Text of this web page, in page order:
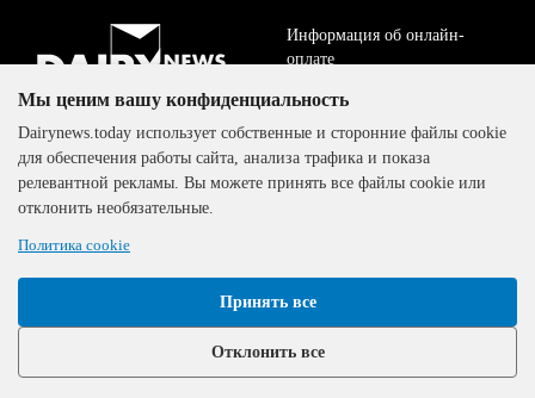
The DairyNews, все права
защищены, 2000-2024
Информация об онлайн-
оплате
ДОГОВОР-ОФЕРТА
Политика
конфиденциальности
Мы ценим вашу конфиденциальность
Dairynews.today использует собственные и сторонние файлы cookie
для обеспечения работы сайта, анализа трафика и показа
релевантной рекламы. Вы можете принять все файлы cookie или
отклонить необязательные.
Политика cookie
Принять все
Отклонить все